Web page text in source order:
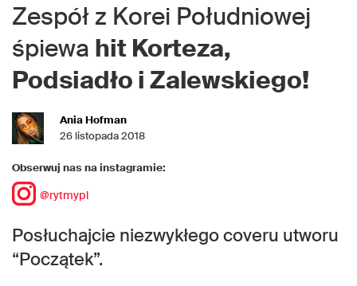
Zespół z Korei Południowej
śpiewa hit Korteza,
Podsiadło i Zalewskiego!
Ania Hofman
26 listopada 2018
Obserwuj nas na instagramie:
@rytmypl
Posłuchajcie niezwykłego coveru utworu
“Początek”.